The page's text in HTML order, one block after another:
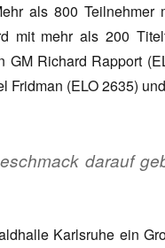
als 800 Teilnehmer
mit mehr als 200
Richard Rapport
(ELO 2635)
darauf
Karlsruhe ein